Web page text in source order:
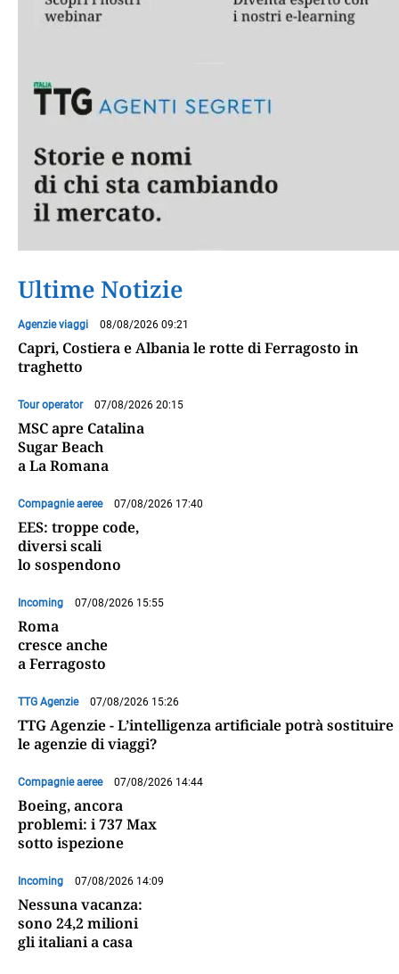
Ultime Notizie
Agenzie viaggi 08/08/2026 09:21
Capri, Costiera e Albania le rotte di Ferragosto in
traghetto
Tour operator 07/08/2026 20:15
MSC apre Catalina
Sugar Beach
a La Romana
Compagnie aeree 07/08/2026 17:40
EES: troppe code,
diversi scali
lo sospendono
Incoming 07/08/2026 15:55
Roma
cresce anche
a Ferragosto
TTG Agenzie 07/08/2026 15:26
TTG Agenzie - L’intelligenza artificiale potrà sostituire
le agenzie di viaggi?
Compagnie aeree 07/08/2026 14:44
Boeing, ancora
problemi: i 737 Max
sotto ispezione
Incoming 07/08/2026 14:09
Nessuna vacanza:
sono 24,2 milioni
gli italiani a casa